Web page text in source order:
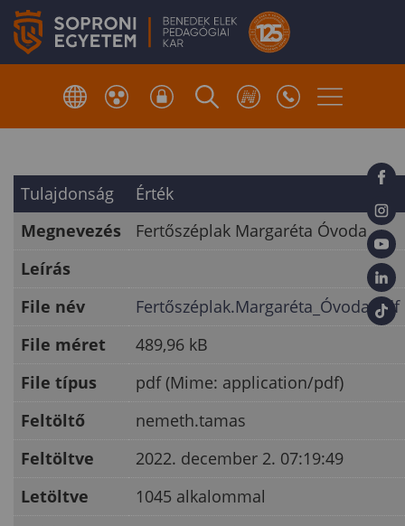
Tulajdonság
Érték
Megnevezés
Fertőszéplak Margaréta Óvoda
Leírás
File név
Fertőszéplak.Margaréta_Óvoda.pdf
File méret
489,96 kB
File típus
pdf (Mime: application/pdf)
Feltöltő
nemeth.tamas
Feltöltve
2022. december 2. 07:19:49
Letöltve
1045 alkalommal